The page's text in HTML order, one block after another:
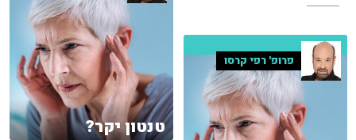
טנטון יקר?
פרופ' רפי קרסו